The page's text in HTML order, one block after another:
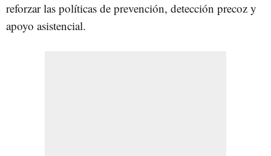
reforzar las políticas de prevención, detección precoz y
apoyo asistencial.